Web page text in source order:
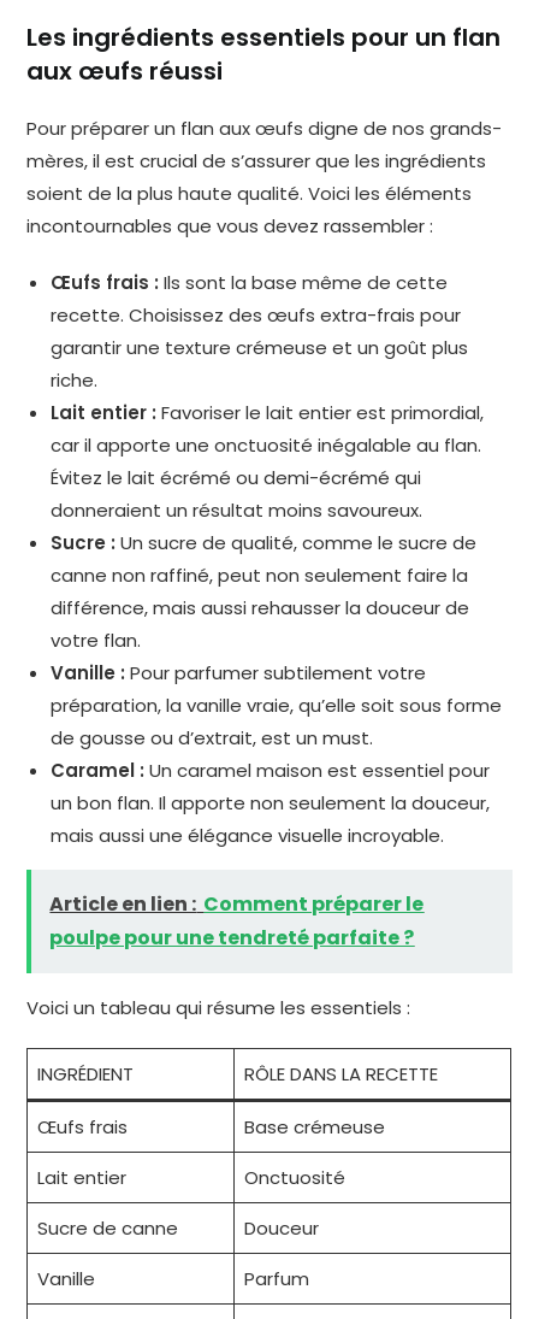
Les ingrédients essentiels pour un flan
aux œufs réussi
Pour préparer un flan aux œufs digne de nos grands-
mères, il est crucial de s’assurer que les ingrédients
soient de la plus haute qualité. Voici les éléments
incontournables que vous devez rassembler :
Œufs frais : Ils sont la base même de cette
recette. Choisissez des œufs extra-frais pour
garantir une texture crémeuse et un goût plus
riche.
Lait entier : Favoriser le lait entier est primordial,
car il apporte une onctuosité inégalable au flan.
Évitez le lait écrémé ou demi-écrémé qui
donneraient un résultat moins savoureux.
Sucre : Un sucre de qualité, comme le sucre de
canne non raffiné, peut non seulement faire la
différence, mais aussi rehausser la douceur de
votre flan.
Vanille : Pour parfumer subtilement votre
préparation, la vanille vraie, qu’elle soit sous forme
de gousse ou d’extrait, est un must.
Caramel : Un caramel maison est essentiel pour
un bon flan. Il apporte non seulement la douceur,
mais aussi une élégance visuelle incroyable.
Article en lien : Comment préparer le
poulpe pour une tendreté parfaite ?
Voici un tableau qui résume les essentiels :
INGRÉDIENT RÔLE DANS LA RECETTE
Œufs frais
Base crémeuse
Lait entier
Onctuosité
Sucre de canne
Douceur
Vanille
Parfum